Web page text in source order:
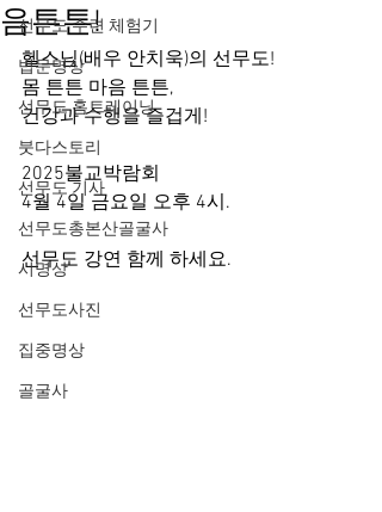
선무도 수련 체험기
법문명상
선무도 홈트레이닝
붓다스토리
선무도 기사
선무도총본산골굴사
시명상
선무도사진
집중명상
골굴사
음튼튼!
헬스님(배우 안치욱)의 선무도!
몸 튼튼 마음 튼튼,
건강과 수행을 즐겁게!
2025불교박람회
4월 4일 금요일 오후 4시.
선무도 강연 함께 하세요.